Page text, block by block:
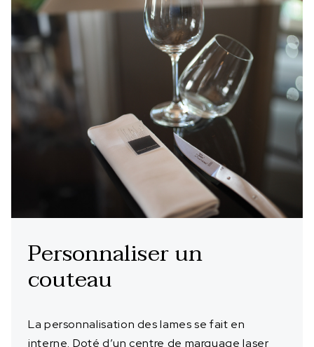
Personnaliser un
couteau
La personnalisation des lames se fait en
interne. Doté d’un centre de marquage laser